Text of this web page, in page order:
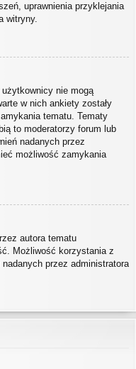
uprawnienia przyklejania
witryny.
nie mogą
w nich ankiety zostały
tematu. Tematy
to moderatorzy forum lub
nadanych przez
możliwość zamykania
autora tematu
Możliwość korzystania z
przez administratora